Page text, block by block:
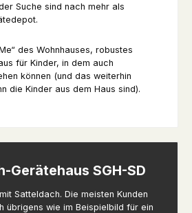
Suche sind nach mehr als
des Wohnhauses, robustes
für Kinder, in dem auch
können (und das weiterhin
die Kinder aus dem Haus sind).
Gerätehaus SGH-SD
Satteldach. Die meisten Kunden
übrigens wie im Beispielbild für ein